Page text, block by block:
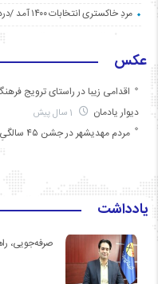
مردِ خاکستری انتخابات ۱۴۰۰ آمد /دردسر کلاب هاوس برای کاندیداها
عکس
اقدامی زیبا در راستای ترویج
دیوار یادمان
مردم مهدیشهر در جشن ۴۵ سالگیِ انقلاب
یادداشت
صرفه‌جویی،